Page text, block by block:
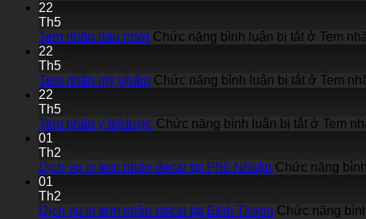
22
Th5
Tem nhãn dầu nhớt Chức năng bình luận bị tắt ở Tem
22
Th5
Tem nhãn mỹ phẩm Chức năng bình luận bị tắt ở Tem
22
Th5
Tem nhãn y tế/dược Chức năng bình luận bị tắt ở Tem
01
Th2
Dịch vụ in tem nhãn decal tại Phú Nhuận Chức năng
01
Th2
Dịch vụ in tem nhãn decal tại Bình Thạnh Chức năng